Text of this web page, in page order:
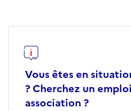
Vous êtes en
? Cherchez un
association ?